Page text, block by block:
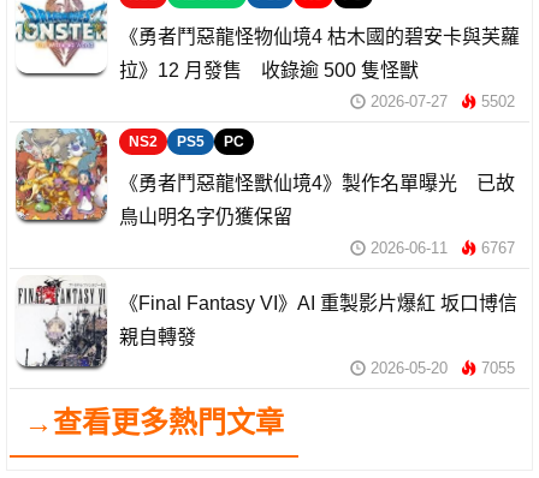
《勇者鬥惡龍怪物仙境4 枯木國的碧安卡與芙蘿
拉》12 月發售 收錄逾 500 隻怪獸
2026-07-27 5502
NS2 PS5 PC
《勇者鬥惡龍怪獸仙境4》製作名單曝光 已故
鳥山明名字仍獲保留
2026-06-11 6767
《Final Fantasy VI》AI 重製影片爆紅 坂口博信
親自轉發
2026-05-20 7055
→查看更多熱門文章